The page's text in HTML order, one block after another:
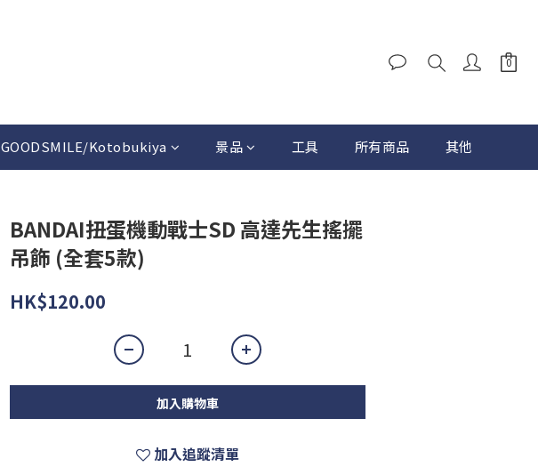
GOODSMILE/Kotobukiya 景品 工具 所有商品 其他
BANDAI扭蛋機動戰士SD 高達先生搖擺
吊飾 (全套5款)
HK$120.00
加入購物車
加入追蹤清單